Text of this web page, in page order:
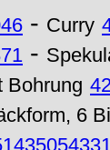
- Curry
-
Bohrung
6